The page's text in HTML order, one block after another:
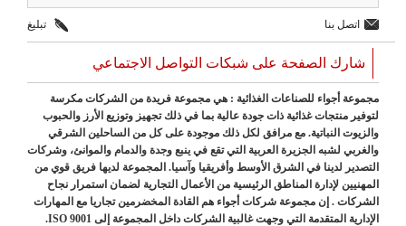
اتصل بنا تبليغ
شارك الصفحة على شبكات التواصل الاجتماعي
مجموعة أجواء للصناعات الغذائية : هي مجموعة فريدة من الشركات مكرسة
لتوفير منتجات غذائية ذات جودة عالية بما في ذلك تجهيز وتوزيع الأرز والحبوب
والزيوت النباتية. مع مرافق لكل ذلك موجودة على كل من الساحلين الشرقي
والغربي لشبه الجزيرة العربية التي تقع في ينبع وجدة والدمام والموانئ، وشركات
التصدير لدينا في الشرق الأوسط وأفريقيا وآسيا. المجموعة لديها فريق قوي من
المهنيين لإدارة المناطق الرئيسية من الأعمال التجارية لضمان استمرار نجاح
الشركات . إن مجموعة شركات أجواء هم القادة المخضرمين تجاريا مع المهارات
الإدارية المتقدمة التي وجهت غالبية الشركات داخل المجموعة إلى ISO 9001.